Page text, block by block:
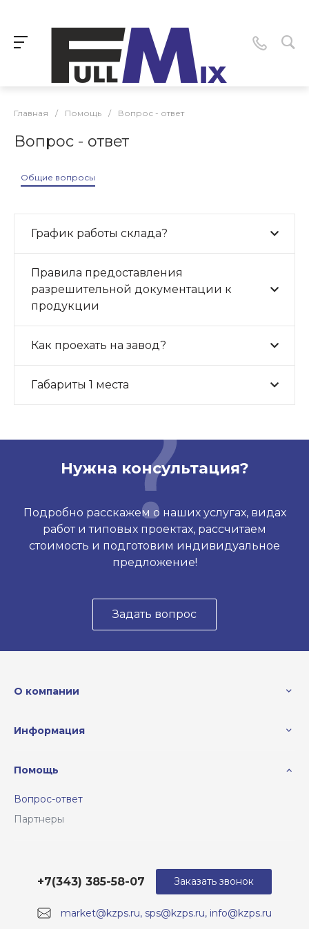
Главная / Помощь / Вопрос - ответ
Вопрос - ответ
Общие вопросы
График работы склада?
Правила предоставления
разрешительной документации к
продукции
Как проехать на завод?
Габариты 1 места
Нужна консультация?
Подробно расскажем о наших услугах, видах
работ и типовых проектах, рассчитаем
стоимость и подготовим индивидуальное
предложение!
Задать вопрос
О компании
Информация
Помощь
Вопрос-ответ
Партнеры
market@kzps.ru, sps@kzps.ru, info@kzps.ru
+7(343) 385-58-07 Заказать звонок